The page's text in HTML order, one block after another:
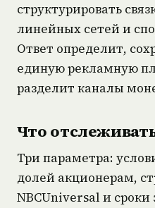
структурировать
линейных сетей и
Ответ определит,
единую рекламную
разделит каналы
Что
Три параметра:
долей акционерам,
NBCUniversal и сроки